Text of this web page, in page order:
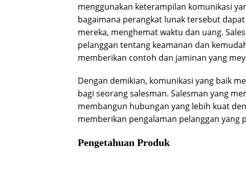
menggunakan keterampilan komunikasi
bagaimana perangkat lunak tersebut
mereka, menghemat waktu dan uang.
pelanggan tentang keamanan dan
memberikan contoh dan jaminan yang
Dengan demikian, komunikasi yang baik
bagi seorang salesman. Salesman yang
membangun hubungan yang lebih kuat
memberikan pengalaman pelanggan yang
Pengetahuan Produk